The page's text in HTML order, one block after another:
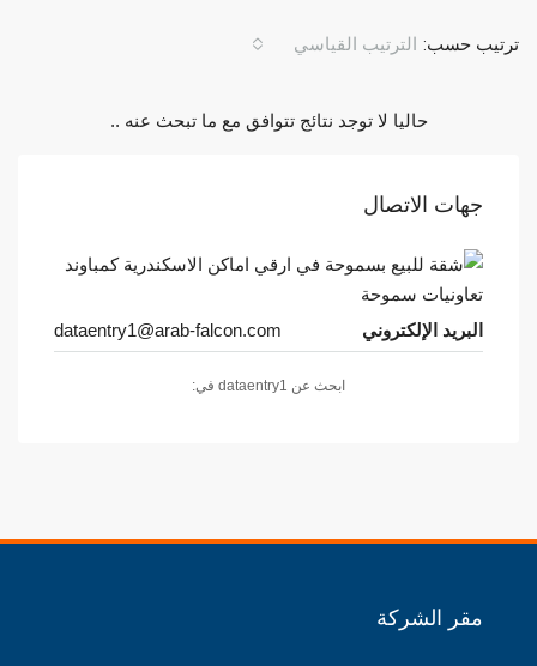
ترتيب حسب: الترتيب القياسي
حاليا لا توجد نتائج تتوافق مع ما تبحث عنه ..
جهات الاتصال
البريد الإلكتروني dataentry1@arab-falcon.com
ابحث عن dataentry1 في:
مقر الشركة